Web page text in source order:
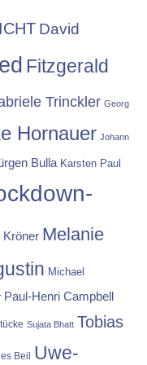
David
Fitzgerald
Trinckler Georg
Hornauer Johann
Bulla Karsten Paul
Kröner Melanie
Michael
Paul-Henri Campbell
Sujata Bhatt Tobias
Beil
Uwe-